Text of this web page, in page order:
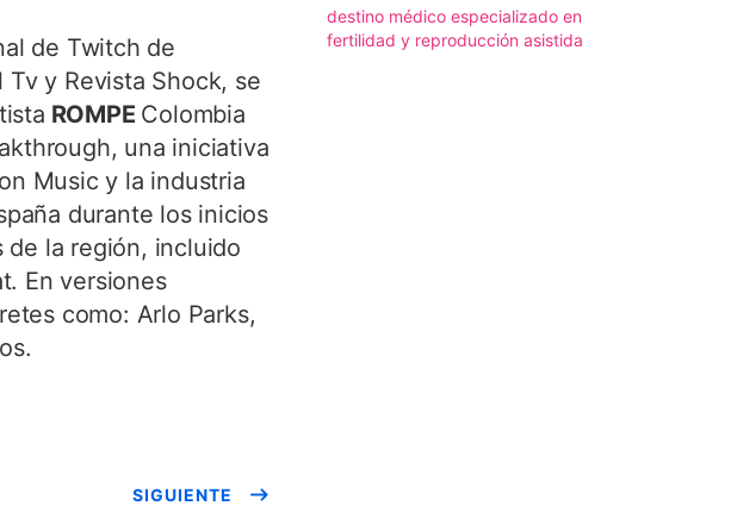
de Twitch de
Tv y Revista Shock, se
ROMPE Colombia
una iniciativa
Music y la industria
durante los inicios
de la región, incluido
En versiones
como: Arlo Parks,
SIGUIENTE
destino médico especializado en
fertilidad y reproducción asistida